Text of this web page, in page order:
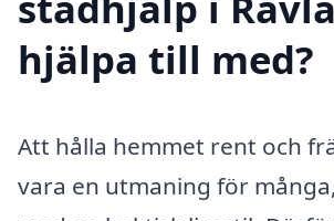
hjälpa till med?
Att hålla hemmet rent och
vara en utmaning för